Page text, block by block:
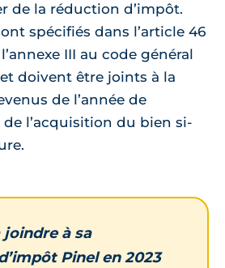
de la réduction d’impôt.
spécifiés dans l’article 46
III au code général
doivent être joints à la
de l’année de
de l’acquisition du bien si-
joindre à sa
Pinel en 2023